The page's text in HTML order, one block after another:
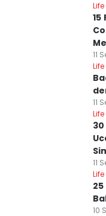
Life
11
Life
11
Life
11
Life
10